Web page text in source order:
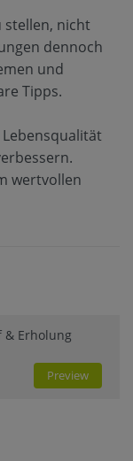
stellen, nicht
dennoch
und
Tipps.
wertvollen
& Erholung
Preview